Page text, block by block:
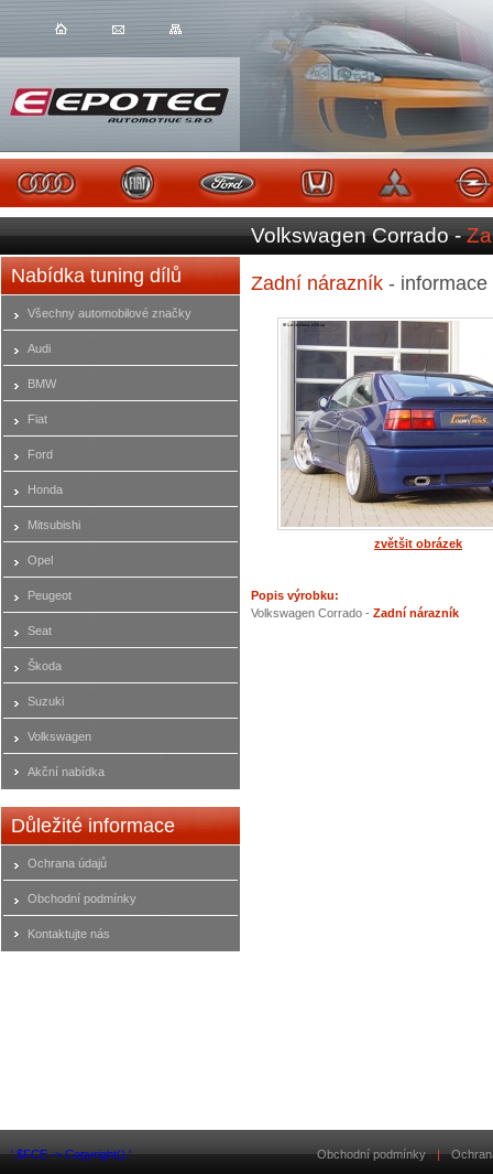
Volkswagen Corrado -
Nabídka tuning dílů
Všechny automobilové značky
Audi
BMW
Fiat
Ford
Honda
Mitsubishi
Opel
Peugeot
Seat
Škoda
Suzuki
Volkswagen
Akční nabídka
Důležité informace
Ochrana údajů
Obchodní podmínky
Kontaktujte nás
Zadní nárazník - informace
zvětšit obrázek
Popis výrobku:
Volkswagen Corrado - Zadní nárazník
'.$FCE -> Copyright().' Obchodní podmínky |